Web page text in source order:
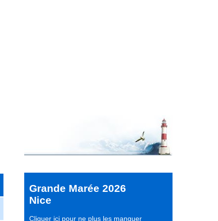
Grande Marée 2026
Nice
Cliquer ici pour ne plus les manquer